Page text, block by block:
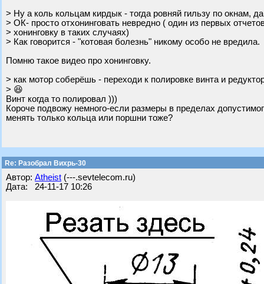
> Ну а коль кольцам кирдык - тогда ровняй гильзу по окнам,
> ОК- просто отхонинговать невредно ( один из первых
> хонинговку в таких случаях)
> Как говорится - "котовая болезнь" никому особо не вредила.
Помню такое видео про хонинговку.
> как мотор соберёшь - переходи к полировке винта и
> 😆
Винт когда то полировал )))
Короче подвожу немного-если размеры в пределах
менять только кольца или поршни тоже?
Re: Разобрал Вихрь-30
Автор: Atheist (---.sevtelecom.ru)
Дата: 24-11-17 10:26